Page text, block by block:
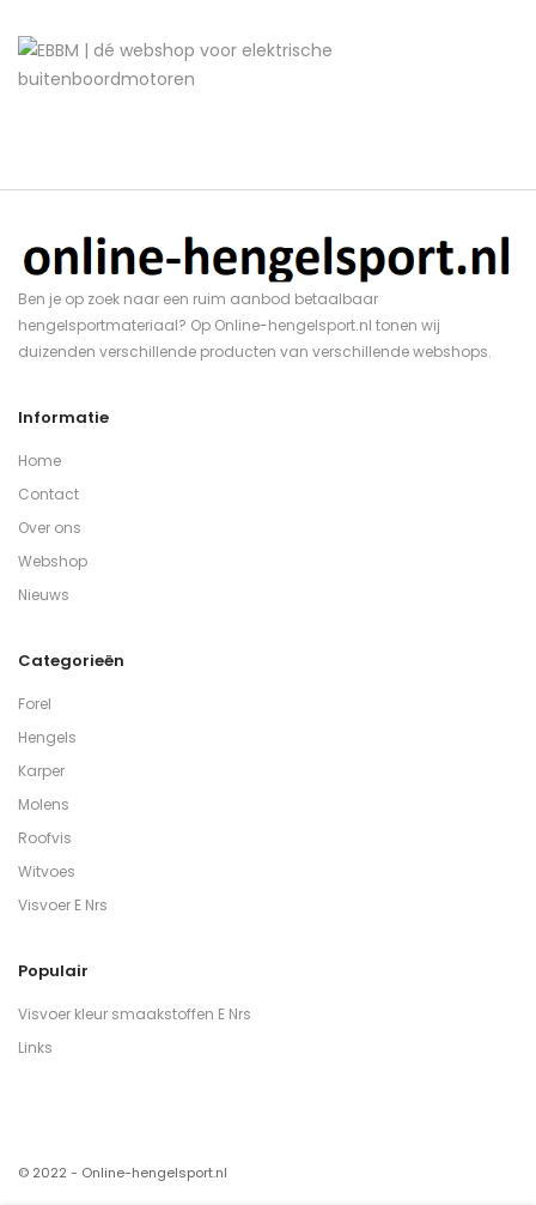
Ben je op zoek naar een ruim aanbod betaalbaar
hengelsportmateriaal? Op Online-hengelsport.nl tonen wij
duizenden verschillende producten van verschillende webshops.
Informatie
Home
Contact
Over ons
Webshop
Nieuws
Categorieën
Forel
Hengels
Karper
Molens
Roofvis
Witvoes
Visvoer E Nrs
Populair
Visvoer kleur smaakstoffen E Nrs
Links
© 2022 - Online-hengelsport.nl